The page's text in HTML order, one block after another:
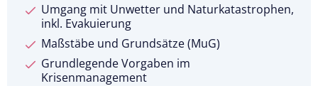
Umgang mit Unwetter und Naturkatastrophen,
inkl. Evakuierung
Maßstäbe und Grundsätze (MuG)
Grundlegende Vorgaben im
Krisenmanagement